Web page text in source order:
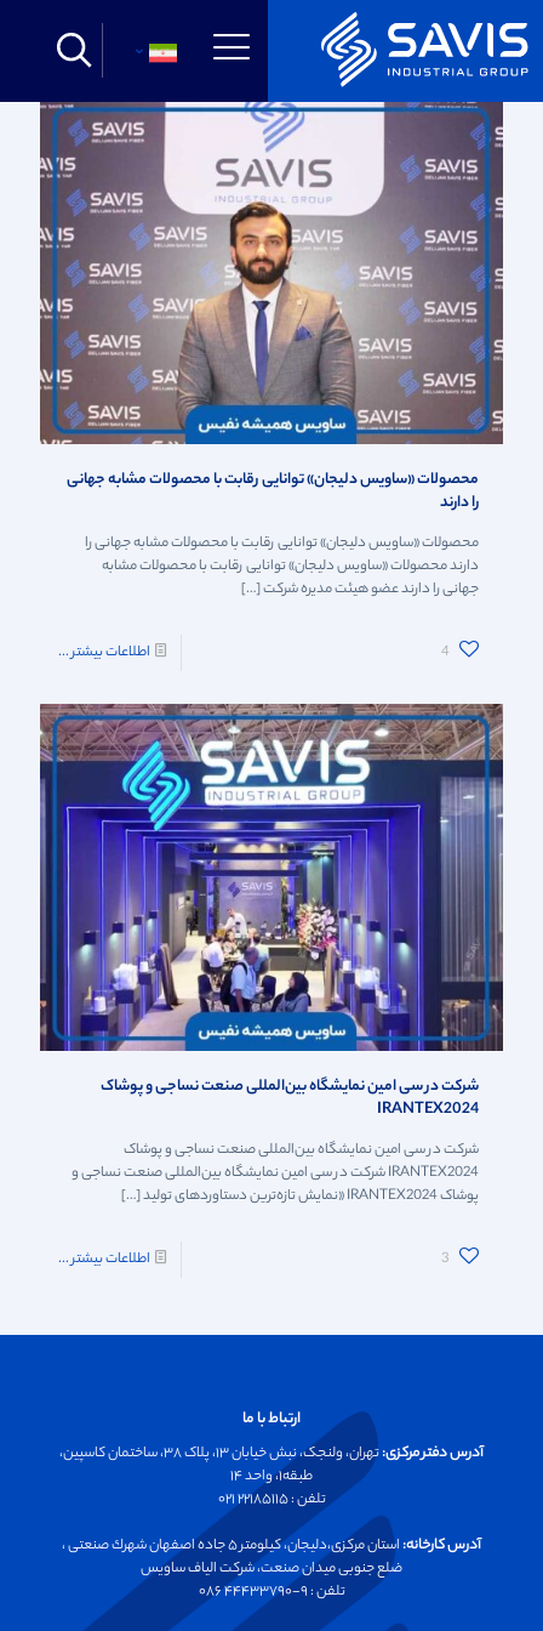
دسته بندی تگ بندی نویسنده Show all
محصولات «ساویس دلیجان» توانایی رقابت با محصولات مشابه جهانی
را دارند
محصولات «ساویس دلیجان» توانایی رقابت با محصولات مشابه جهانی را
دارند محصولات «ساویس دلیجان» توانایی رقابت با محصولات مشابه
جهانی را دارند عضو هیئت مدیره شرکت[…]
4 اطلاعات بیشتر ...
شرکت در سی امین نمایشگاه بین‌المللی صنعت نساجی و پوشاک
IRANTEX2024
شرکت در سی امین نمایشگاه بین‌المللی صنعت نساجی و پوشاک
IRANTEX2024 شرکت در سی امین نمایشگاه بین‌المللی صنعت نساجی و
پوشاک IRANTEX2024 «نمایش تازه‌ترین دستاوردهای تولید
[…]
3 اطلاعات بیشتر ...
ارتباط با ما
آدرس دفتر مرکزی:
تهران، ولنجک، نبش خیابان ۱۳، پلاک ۳۸، ساختمان کاسپین،
طبقه۱، واحد ۱۴
تلفن :‌ ۲۲۱۸۵۱۱۵ ۰۲۱
آدرس کارخانه:
استان مرکزی،دليجان، كيلومتر ۵ جاده اصفهان شهرك صنعتی ،
ضلع جنوبی ميدان صنعت، شركت الياف ساويس
تلفن :‌ ۹-۴۴۴۳۳۷۹۰ ۰۸۶